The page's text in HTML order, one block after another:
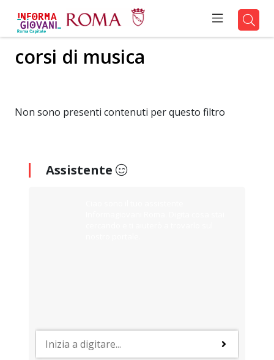
corsi di musica
Non sono presenti contenuti per questo filtro
Assistente